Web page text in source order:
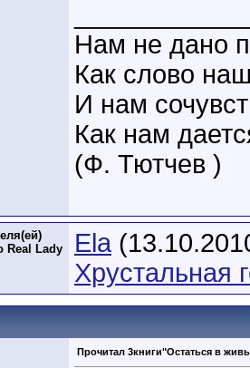
Нам не дано
Как слово
И нам
Как нам
(Ф. Тютчев )
Real Lady
Ela
Хрустальная
Прочитал 3книги"Остаться в